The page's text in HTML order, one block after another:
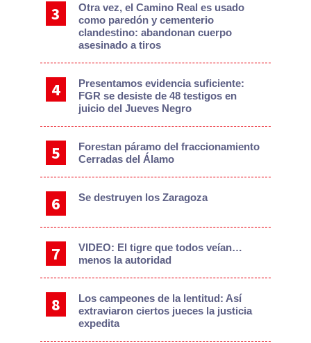
Otra vez, el Camino Real es usado
como paredón y cementerio
clandestino: abandonan cuerpo
asesinado a tiros
Presentamos evidencia suficiente:
FGR se desiste de 48 testigos en
juicio del Jueves Negro
Forestan páramo del fraccionamiento
Cerradas del Álamo
Se destruyen los Zaragoza
VIDEO: El tigre que todos veían…
menos la autoridad
Los campeones de la lentitud: Así
extraviaron ciertos jueces la justicia
expedita